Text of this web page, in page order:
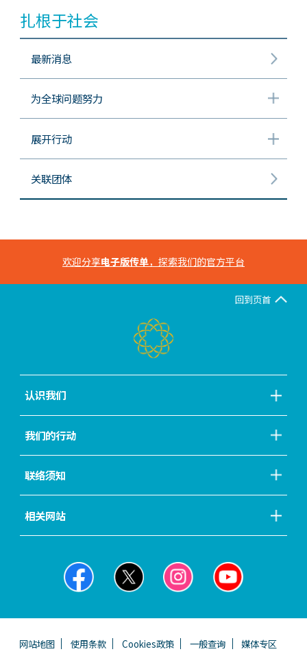
扎根于社会
最新消息
为全球问题努力
展开行动
关联团体
欢迎分享电子版传单，探索我们的官方平台
回到页首
认识我们
我们的行动
联络须知
相关网站
网站地图 使用条款 Cookies政策 一般查询 媒体专区